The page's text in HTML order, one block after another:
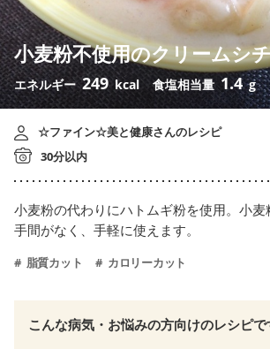
小麦粉不使用のクリームシ
エネルギー249 kcal 食塩相当量 1.4 g
☆ファイン☆美と健康さんのレシピ
30分以内
小麦粉の代わりにハトムギ粉を使用。小麦
手間がなく、手軽に使えます。
脂質カット カロリーカット
こんな病気・お悩みの方向けのレシピで